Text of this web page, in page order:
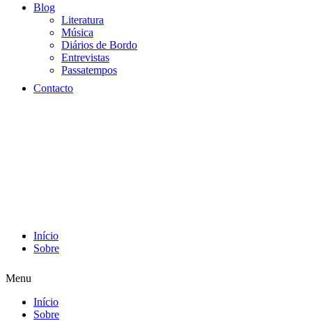
Blog
Literatura
Música
Diários de Bordo
Entrevistas
Passatempos
Contacto
Início
Sobre
Menu
Início
Sobre